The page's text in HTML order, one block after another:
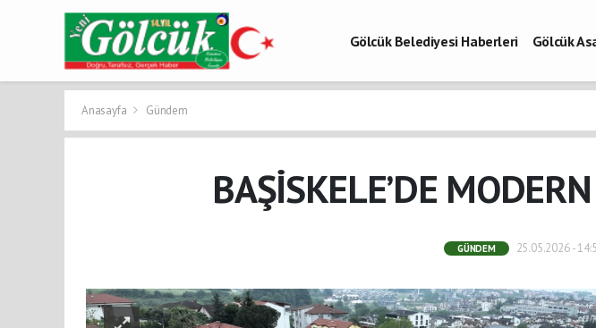
Gölcük Belediyesi Haberleri Gölcük
Anasayfa Gündem
BAŞİSKELE’DE
GÜNDEM 25.05.2026 -